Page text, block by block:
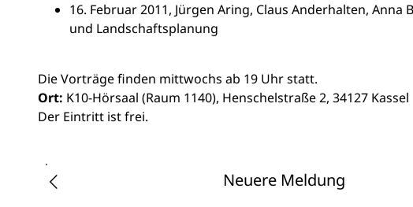
16. Februar 2011, Jürgen Aring, Claus Anderhalten,
und Landschaftsplanung
Die Vorträge finden mittwochs ab 19 Uhr statt.
Ort: K10-Hörsaal (Raum 1140), Henschelstraße 2, 34127 Kassel
Der Eintritt ist frei.
Neuere Meldung